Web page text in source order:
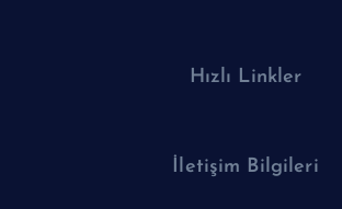
Hızlı Linkler
İletişim Bilgileri